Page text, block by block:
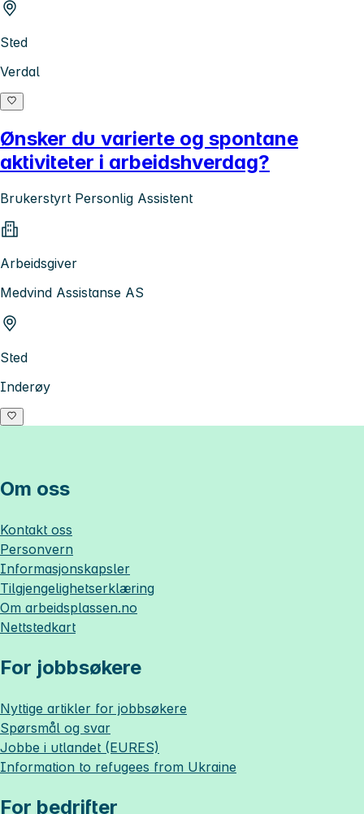
Sted
Verdal
Ønsker du varierte og spontane
aktiviteter i arbeidshverdag?
Brukerstyrt Personlig Assistent
Arbeidsgiver
Medvind Assistanse AS
Sted
Inderøy
Om oss
Kontakt oss
Personvern
Informasjonskapsler
Tilgjengelighetserklæring
Om arbeidsplassen.no
Nettstedkart
For jobbsøkere
Nyttige artikler for jobbsøkere
Spørsmål og svar
Jobbe i utlandet (EURES)
Information to refugees from Ukraine
For bedrifter